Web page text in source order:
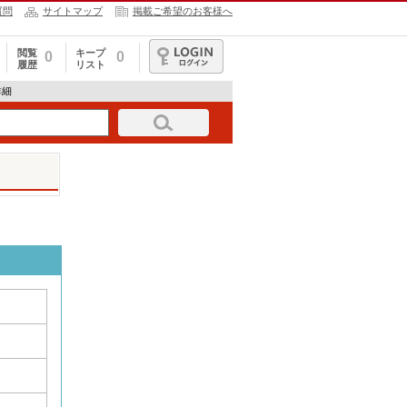
問 サイトマップ 掲載ご希望のお客様へ
閲覧
履歴
0
キープ
リスト
0
ログイン
細